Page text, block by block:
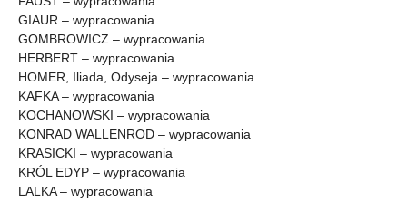
GIAUR – wypracowania
GOMBROWICZ – wypracowania
HERBERT – wypracowania
HOMER, Iliada, Odyseja – wypracowania
KAFKA – wypracowania
KOCHANOWSKI – wypracowania
KONRAD WALLENROD – wypracowania
KRASICKI – wypracowania
KRÓL EDYP – wypracowania
LALKA – wypracowania